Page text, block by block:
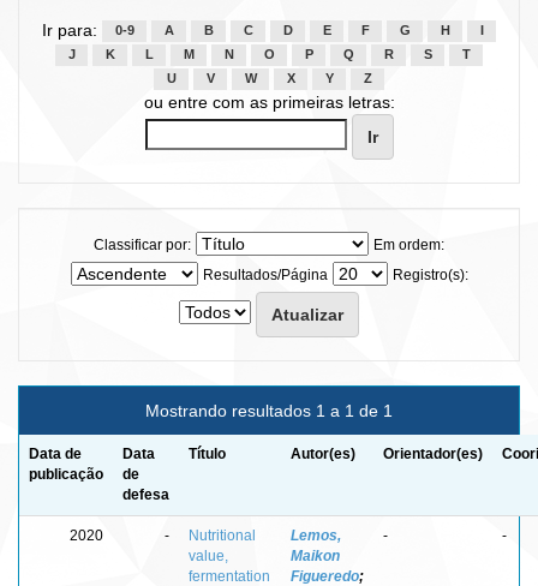
Ir para: 0-9 A B C D E F G H
J
K L M N O P Q R S
T
U
V W X Y Z
ou entre com as primeiras letras:
Classificar por:
Em ordem:
Resultados/Página
Registro(s):
Mostrando resultados 1 a 1 de 1
Data de
publicação
Data
de
defesa
Título Autor(es) Orientador(es)
2020 -
Nutritional
value,
fermentation
Lemos,
Maikon
Figueredo;
- -